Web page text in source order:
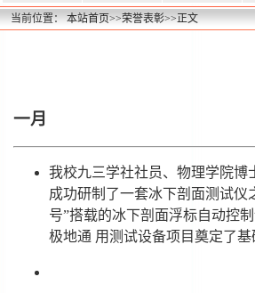
当前位置：本站首页>>荣誉表彰>>正文
一月
我校九三学社社员、物理学院博
成功研制了一套冰下剖面测试仪
号”搭载的冰下剖面浮标自动控
极地通 用测试设备项目奠定了基